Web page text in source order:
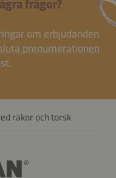
frågor?
om erbjudanden
prenumerationen
räkor och torsk